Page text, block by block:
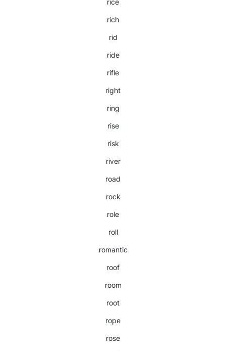
rice
rich
rid
ride
rifle
right
ring
rise
risk
river
road
rock
role
roll
romantic
roof
room
root
rope
rose